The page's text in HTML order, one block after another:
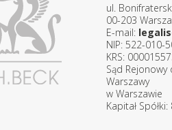
ul.
00-203
E-mail:
NIP: 522-010-
KRS:
Sąd Rejonowy
Warszawy
w Warszawie
Kapitał Spółki: